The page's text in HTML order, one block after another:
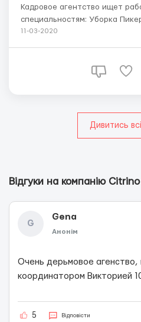
Кадровое агентство ищет
специальностям: Уборка
Садовники Каменщики
подготовке документов. ...
11-03-2020
Дивитись всі
Відгуки на компанію
G
Gena
Анонім
Очень дерьмовое агенство,
координатором Викторией
5 Відповісти